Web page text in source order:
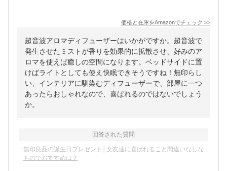
価格と在庫をAmazonでチェック >>
超音波アロマディフューザーはいかがですか。超音波で
発生させたミストが香りを効果的に拡散させ、好みのア
ロマを使えば癒しの空間になります。ベッドサイドに置
けばライトとしても使え快眠できそうですね！無印らし
い、インテリアに馴染むディフューザーで、部屋に一つ
あったらおしゃれなので、喜ばれるのではないでしょう
か。
回答された質問
無印良品の誕生日プレゼント│女友達に喜ばれること間違いなしな
ものでおすすめは？